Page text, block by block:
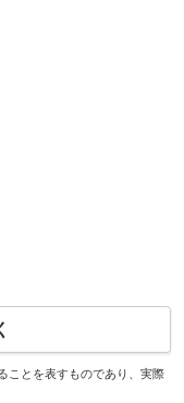
ことを表すものであり、実際